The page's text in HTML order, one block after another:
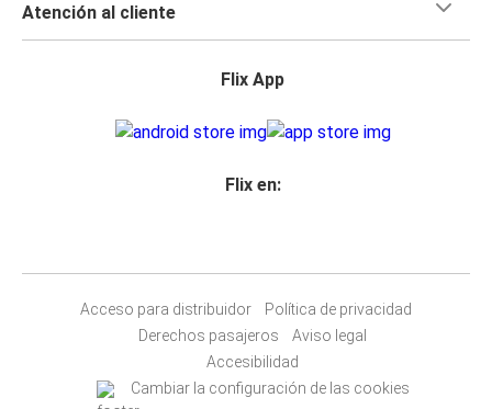
Atención al cliente
Flix App
Flix en:
Acceso para distribuidor
Política de privacidad
Derechos pasajeros
Aviso legal
Accesibilidad
Cambiar la configuración de las cookies